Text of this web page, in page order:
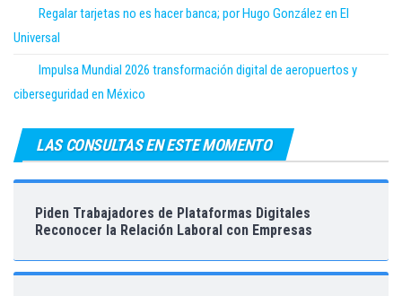
Regalar tarjetas no es hacer banca; por Hugo González en El
Universal
Impulsa Mundial 2026 transformación digital de aeropuertos y
ciberseguridad en México
LAS CONSULTAS EN ESTE MOMENTO
Piden Trabajadores de Plataformas Digitales
Reconocer la Relación Laboral con Empresas